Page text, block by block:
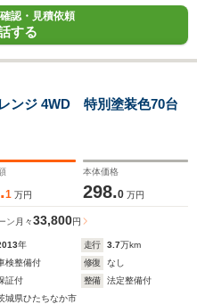
認・見積依頼
する
ンジ 4WD 特別塗装色70台
1 万円
本体価格
298.0 万円
ン 月々33,800円
年 走行 3.7万km
検整備付 修復
なし
証付 整備
法定整備付
城県ひたちなか市